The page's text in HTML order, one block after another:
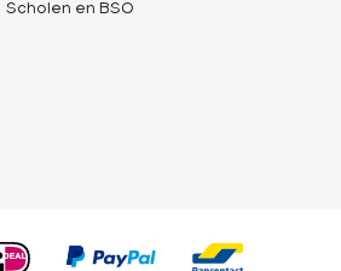
Scholen en BSO